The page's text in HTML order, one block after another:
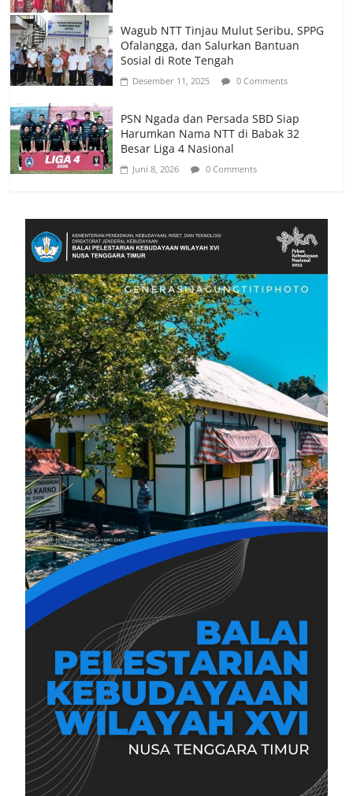
Wagub NTT Tinjau Mulut Seribu, SPPG
Ofalangga, dan Salurkan Bantuan
Sosial di Rote Tengah
Desember 11, 2025 0 Comments
PSN Ngada dan Persada SBD Siap
Harumkan Nama NTT di Babak 32
Besar Liga 4 Nasional
Juni 8, 2026 0 Comments